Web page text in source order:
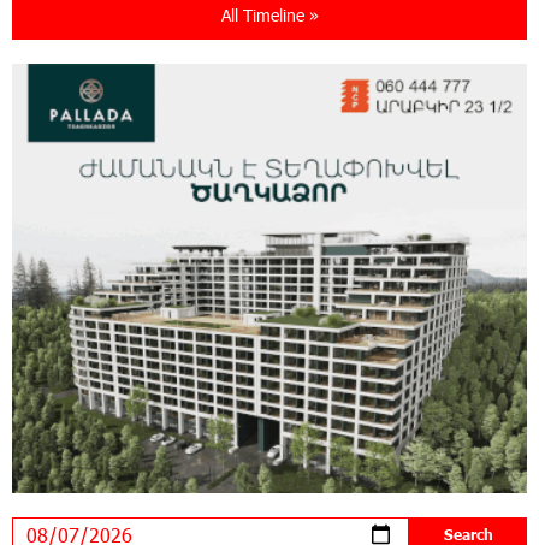
Rate.Trading Platform at Seaside Startup
Summit: IDBank Introduces an Innovative
Solution
14:34:49 29-07-2026
Supported by IDBank
11:59:57 28-07-2026
Ucom’s Sales and Service Center Reopens at
24/2 Shahumyan Street in Ararat
19:04:38 23-07-2026
Scholarship recipients of the “Armenian
Virtuosos” Program participated in the Järvi
Academy and Pärnu Music Festival in Estonia, representing
Armenia on the international stage
All Timeline »